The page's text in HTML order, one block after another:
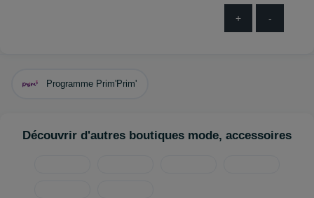
+ -
Programme Prim'Prim'
Découvrir d'autres boutiques mode, accessoires